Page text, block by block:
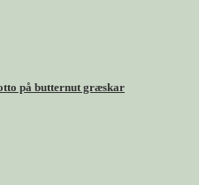
på butternut græskar